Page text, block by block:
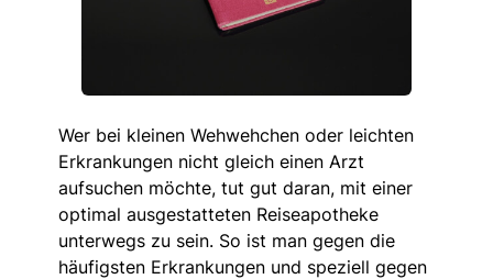
Wer bei kleinen Wehwehchen oder leichten
Erkrankungen nicht gleich einen Arzt
aufsuchen möchte, tut gut daran, mit einer
optimal ausgestatteten Reiseapotheke
unterwegs zu sein. So ist man gegen die
häufigsten Erkrankungen und speziell gegen